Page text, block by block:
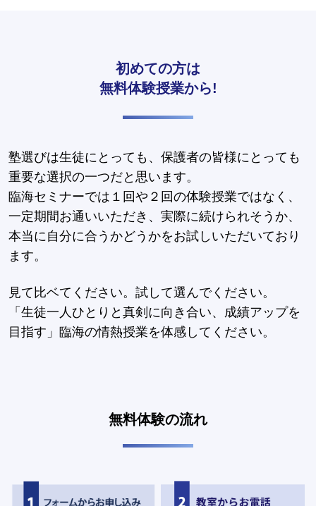
初めての方は
無料体験授業から!
塾選びは生徒にとっても、保護者の皆様にとっても
重要な選択の一つだと思います。
臨海セミナーでは１回や２回の体験授業ではなく、
一定期間お通いいただき、実際に続けられそうか、
本当に自分に合うかどうかをお試しいただいており
ます。
見て比ベてください。試して選んでください。
「生徒一人ひとりと真剣に向き合い、成績アップを
目指す」臨海の情熱授業を体感してください。
無料体験の流れ